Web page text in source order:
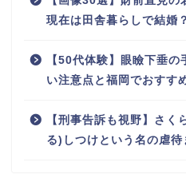
現在は田舎暮らしで結婚？
【50代体験】眼瞼下垂
い注意点と福岡でおすす
【刑事告訴も視野】さく
る)しつけという名の虐待